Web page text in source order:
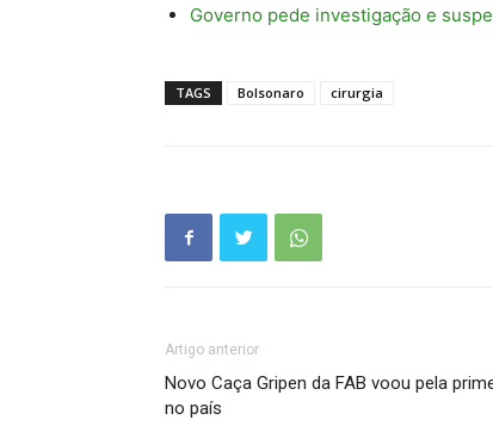
Governo pede investigação e
TAGS Bolsonaro cirurgia
Artigo anterior
Novo Caça Gripen da FAB voou pela
no país